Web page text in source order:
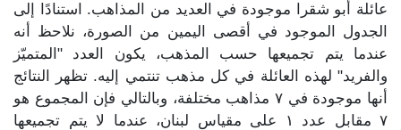
عائلة أبو شقرا موجودة في العديد من المذاهب. استنادًا إلى
الجدول الموجود في أقصى اليمين من الصورة، نلاحظ أنه
عندما يتم تجميعها حسب المذهب، يكون العدد "المتميّز
والفريد" لهذه العائلة في كل مذهب تنتمي إليه. تظهر النتائج
أنها موجودة في ٧ مذاهب مختلفة، وبالتالي فإن المجموع هو
٧ مقابل عدد ١ على مقياس لبنان، عندما لا يتم تجميعها